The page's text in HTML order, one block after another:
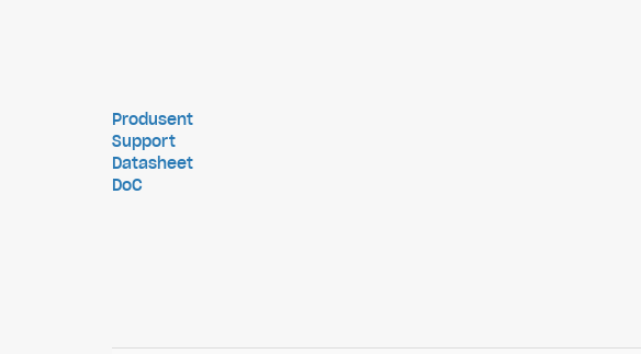
Produsent
Support
Datasheet
DoC